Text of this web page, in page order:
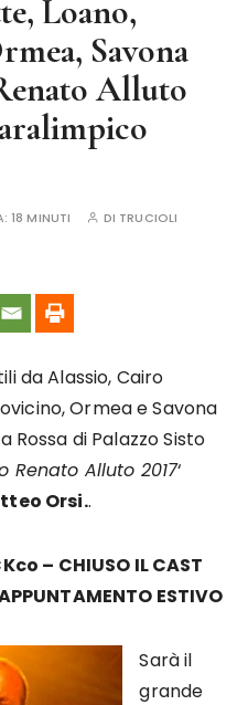
Loano,
Savona
Alluto
18 MINUTI DI TRUCIOLI
da Alassio, Cairo
Ormea e Savona
Rossa di Palazzo Sisto
Renato Alluto 2017‘
Orsi..
– CHIUSO IL CAST
ESTIVO
Sarà il
grande